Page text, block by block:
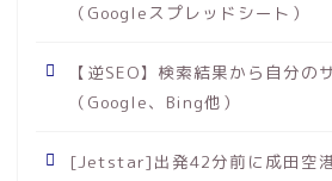
（Googleスプレッドシート）
【逆SEO】検索結果から自分の
（Google、Bing他）
[Jetstar]出発42分前に成田空